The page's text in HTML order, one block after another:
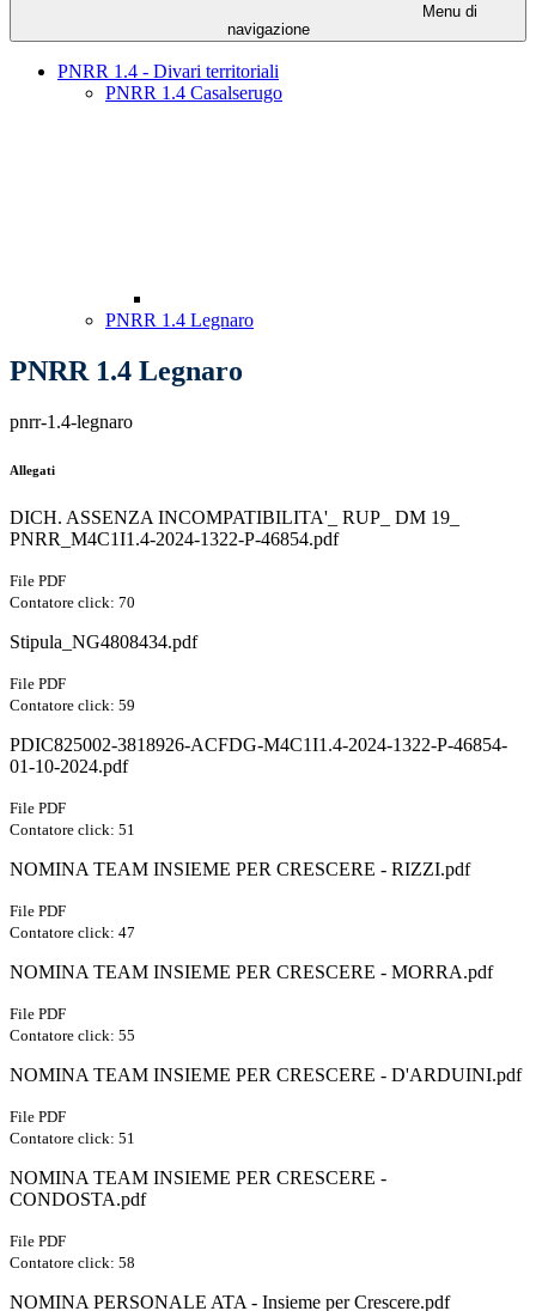
Menu di
navigazione
PNRR 1.4 - Divari territoriali
PNRR 1.4 Casalserugo
PNRR 1.4 Legnaro
PNRR 1.4 Legnaro
pnrr-1.4-legnaro
Allegati
DICH. ASSENZA INCOMPATIBILITA'_ RUP_ DM 19_
PNRR_M4C1I1.4-2024-1322-P-46854.pdf
File PDF
Contatore click: 70
Stipula_NG4808434.pdf
File PDF
Contatore click: 59
PDIC825002-3818926-ACFDG-M4C1I1.4-2024-1322-P-46854-
01-10-2024.pdf
File PDF
Contatore click: 51
NOMINA TEAM INSIEME PER CRESCERE - RIZZI.pdf
File PDF
Contatore click: 47
NOMINA TEAM INSIEME PER CRESCERE - MORRA.pdf
File PDF
Contatore click: 55
NOMINA TEAM INSIEME PER CRESCERE - D'ARDUINI.pdf
File PDF
Contatore click: 51
NOMINA TEAM INSIEME PER CRESCERE -
CONDOSTA.pdf
File PDF
Contatore click: 58
NOMINA PERSONALE ATA - Insieme per Crescere.pdf